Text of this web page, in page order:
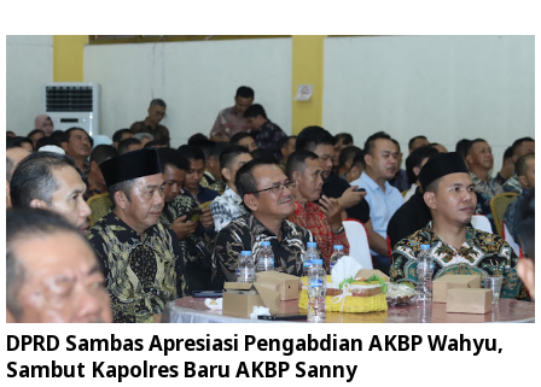
DPRD Sambas Apresiasi Pengabdian AKBP Wahyu,
Sambut Kapolres Baru AKBP Sanny